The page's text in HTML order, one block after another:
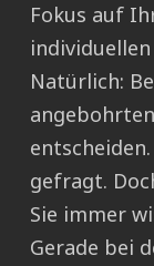
Fokus auf
Natürlich:
gefragt.
Sie immer
Gerade bei